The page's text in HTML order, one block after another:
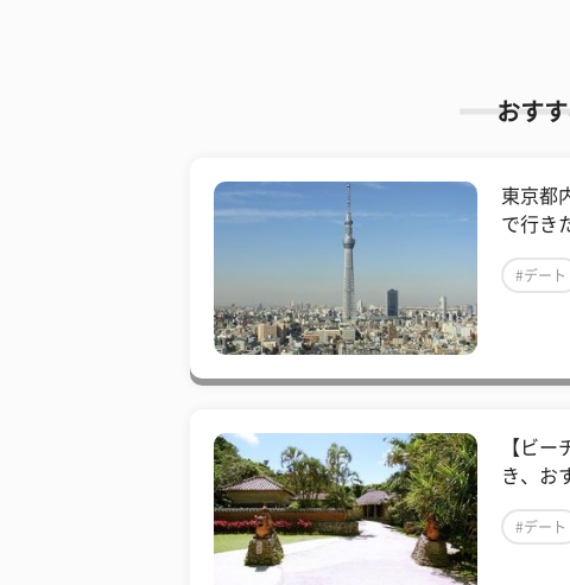
おす
東京都
で行き
#デート
【ビー
き、お
#デート